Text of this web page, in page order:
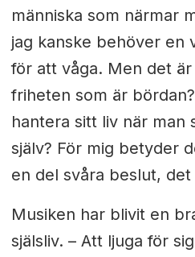
människa som närmar
jag kanske behöver en
för att våga. Men det är
friheten som är
hantera sitt liv när man
själv? För mig betyder
en del svåra beslut,
Musiken har blivit en
själsliv. –Att ljuga för